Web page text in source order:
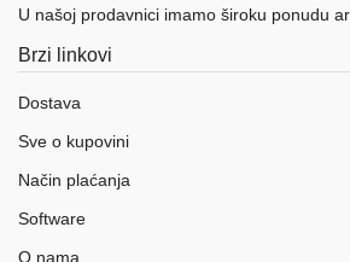
U našoj prodavnici imamo široku ponudu
Brzi linkovi
Dostava
Sve o kupovini
Način plaćanja
Software
O nama